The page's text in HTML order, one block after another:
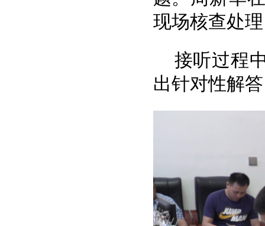
现场核查处
接听过程
出针对性解